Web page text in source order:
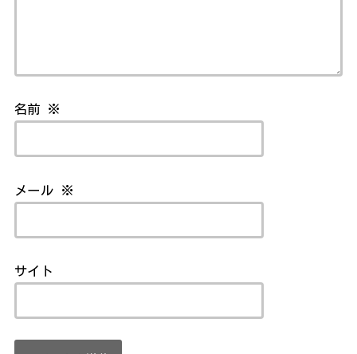
名前 ※
メール ※
サイト